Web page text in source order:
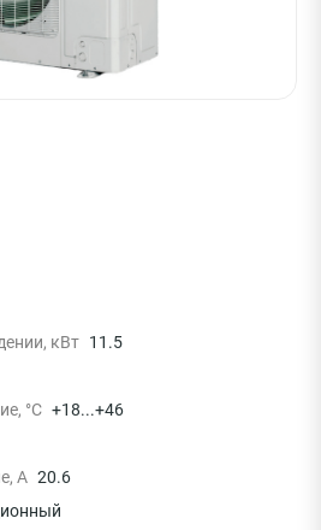
кВт 11.5
°С +18...+46
А 20.6